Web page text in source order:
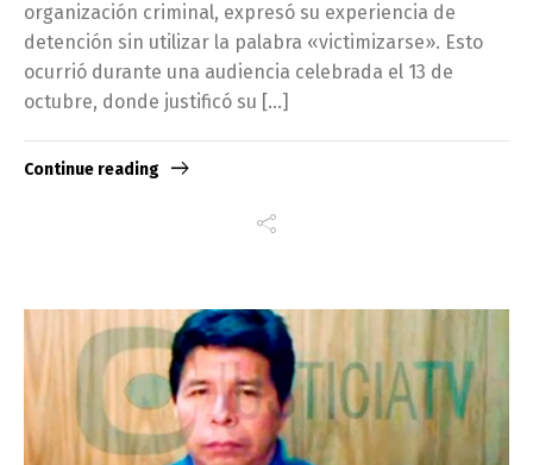
organización criminal, expresó su experiencia de
detención sin utilizar la palabra «victimizarse». Esto
ocurrió durante una audiencia celebrada el 13 de
octubre, donde justificó su […]
Continue reading